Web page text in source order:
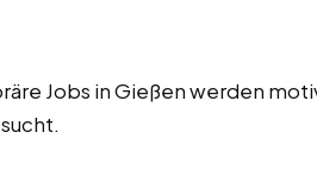
Jobs in Gießen werden